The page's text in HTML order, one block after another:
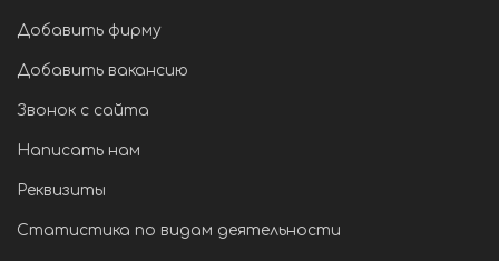
Добавить фирму
Добавить вакансию
Звонок с сайта
Написать нам
Реквизиты
Статистика по видам деятельности